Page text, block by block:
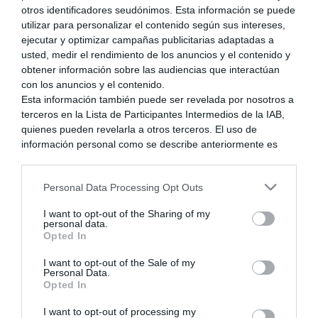
otros identificadores seudónimos. Esta información se puede
utilizar para personalizar el contenido según sus intereses,
ejecutar y optimizar campañas publicitarias adaptadas a
usted, medir el rendimiento de los anuncios y el contenido y
obtener información sobre las audiencias que interactúan
con los anuncios y el contenido.
Esta información también puede ser revelada por nosotros a
terceros en la Lista de Participantes Intermedios de la IAB,
quienes pueden revelarla a otros terceros. El uso de
información personal como se describe anteriormente es
generamos contenido relevante para nuestra audiencia.
recopilación y uso de datos en nuestra Política de
Privacidad.
terceros por nuestra parte, utilice la siguiente opción de
exclusión y confirme su selección. Tenga en cuenta que
después de que se procese su solicitud de exclusión, es
posible que continúe viendo anuncios basados en intereses
Personal Data Processing Opt Outs
I want to opt-out of the Sharing of my
personal data.
Opted In
I want to opt-out of the Sale of my
Personal Data.
Opted In
I want to opt-out of processing my
Posteado : 17/04/2015 12:02 pm
Ir al foro:
Compartir:
Información del foro